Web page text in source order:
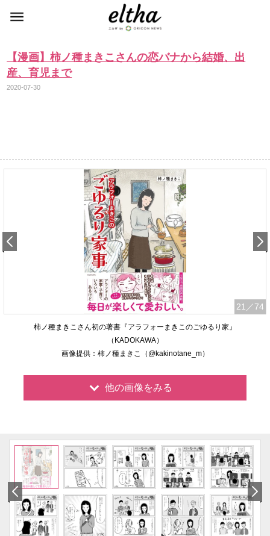
【漫画】柿ノ種まきこさんの恋バナから結婚、出
産、育児まで
2020-07-30
21 ／74
柿ノ種まきこさん初の著書『アラフォーまきこのごゆるり家』
（KADOKAWA）
画像提供：柿ノ種まきこ（@kakinotane_m）
他の画像をみる